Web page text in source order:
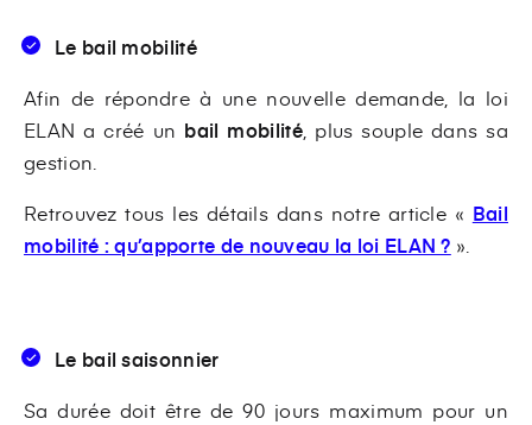
Le bail mobilité
Afin de répondre à une nouvelle demande, la loi
ELAN a créé un bail mobilité, plus souple dans sa
gestion.
Retrouvez tous les détails dans notre article « Bail
mobilité : qu’apporte de nouveau la loi ELAN ? ».
Le bail saisonnier
Sa durée doit être de 90 jours maximum pour un